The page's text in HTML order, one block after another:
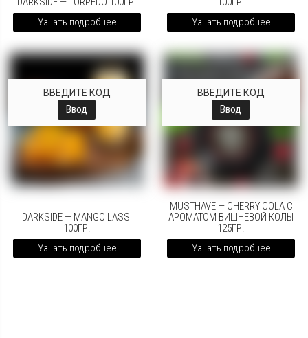
Узнать подробнее
Узнать подробнее
ВВЕДИТЕ КОД
Ввод
DARKSIDE — MANGO LASSI
100ГР.
Узнать подробнее
ВВЕДИТЕ КОД
Ввод
MUSTHAVE — CHERRY COLA С
АРОМАТОМ ВИШНЁВОЙ КОЛЫ
125ГР.
Узнать подробнее